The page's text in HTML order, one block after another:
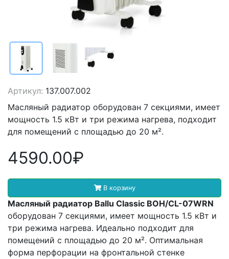
Артикул: 137.007.002
Масляный радиатор оборудован 7 секциями, имеет
мощность 1.5 кВт и три режима нагрева, подходит
для помещений с площадью до 20 м².
4590.00₽
В корзину
Масляный радиатор Ballu Classic BOH/CL-07WRN
оборудован 7 секциями, имеет мощность 1.5 кВт и
три режима нагрева. Идеально подходит для
помещений с площадью до 20 м². Оптимальная
форма перфорации на фронтальной стенке